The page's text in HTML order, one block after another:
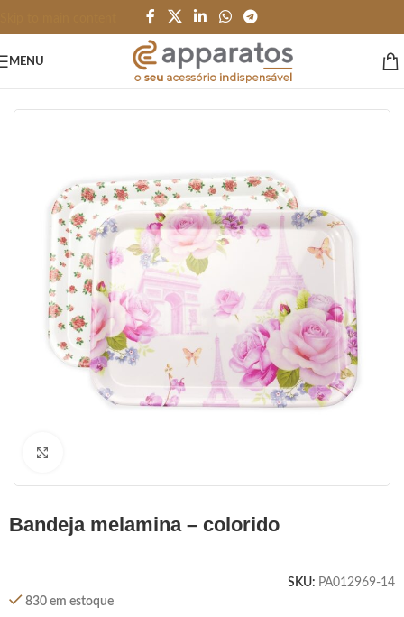
MENU
bandeja melamina – colorido
SKU: PA012969-14
830 em estoque